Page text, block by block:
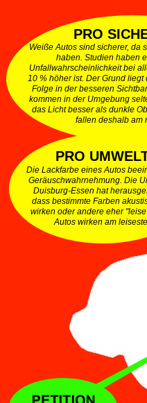
PRO
Weiße Autos sind sicherer, da
haben. Studien haben
Unfallwahrscheinlichkeit bei
10 % höher ist. Der Grund
Folge in der besseren
kommen in der Umgebung
das Licht besser als dunkle
fallen deshalb am
Die Lackfarbe eines Autos
Geräuschwahrnehmung. Die
Duisburg-Essen hat
dass bestimmte Farben
wirken oder andere eher
Autos wirken am
PRO